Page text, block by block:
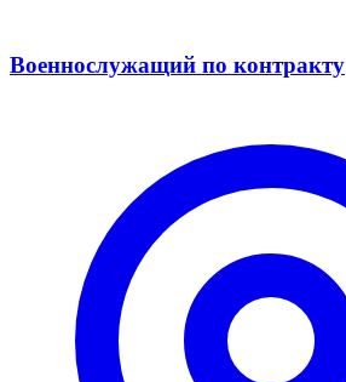
Военнослужащий по контракту